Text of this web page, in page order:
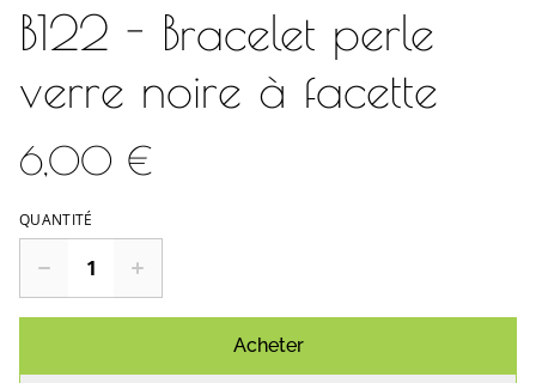
B122 - Bracelet perle
verre noire à facette
6,00 €
QUANTITÉ
Acheter